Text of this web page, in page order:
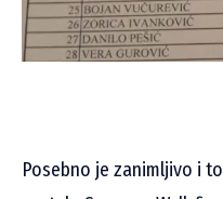
Posebno je zanimljivo i